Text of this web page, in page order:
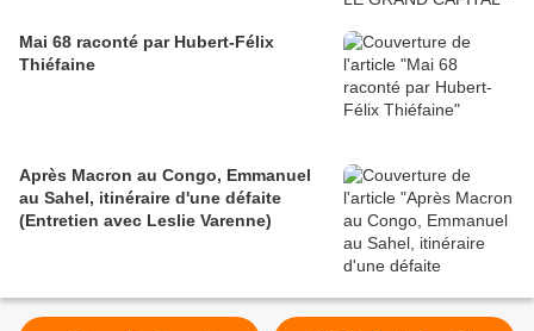
Mai 68 raconté par Hubert-Félix
Thiéfaine
Après Macron au Congo, Emmanuel
au Sahel, itinéraire d'une défaite
(Entretien avec Leslie Varenne)